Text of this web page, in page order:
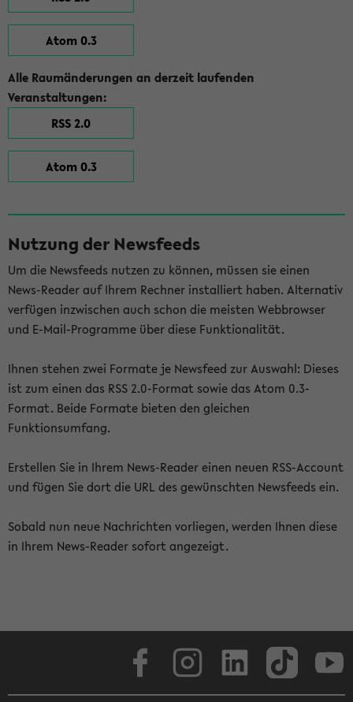
Atom 0.3
Alle Raumänderungen an derzeit laufenden
Veranstaltungen:
RSS 2.0
Atom 0.3
Nutzung der Newsfeeds
Um die Newsfeeds nutzen zu können, müssen sie einen
News-Reader auf Ihrem Rechner installiert haben. Alternativ
verfügen inzwischen auch schon die meisten Webbrowser
und E-Mail-Programme über diese Funktionalität.
Ihnen stehen zwei Formate je Newsfeed zur Auswahl: Dieses
ist zum einen das RSS 2.0-Format sowie das Atom 0.3-
Format. Beide Formate bieten den gleichen
Funktionsumfang.
Erstellen Sie in Ihrem News-Reader einen neuen RSS-Account
und fügen Sie dort die URL des gewünschten Newsfeeds ein.
Sobald nun neue Nachrichten vorliegen, werden Ihnen diese
in Ihrem News-Reader sofort angezeigt.